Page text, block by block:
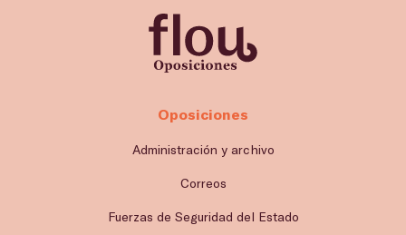
Oposiciones
Administración y archivo
Correos
Fuerzas de Seguridad del Estado